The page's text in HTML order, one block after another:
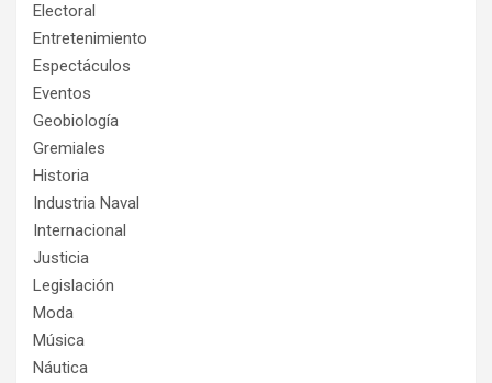
Electoral
Entretenimiento
Espectáculos
Eventos
Geobiología
Gremiales
Historia
Industria Naval
Internacional
Justicia
Legislación
Moda
Música
Náutica